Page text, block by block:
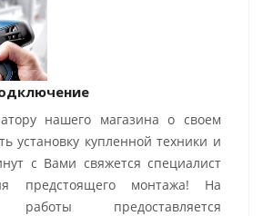
нашего магазина о своем
установку купленной техники и
с Вами свяжется специалист
предстоящего монтажа! На
работы предоставляется